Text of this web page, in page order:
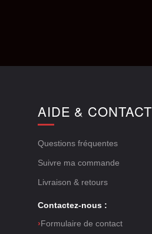
AIDE & CONTACT
Questions fréquentes
Suivre ma commande
Livraison & retours
Contactez-nous :
›Formulaire de contact